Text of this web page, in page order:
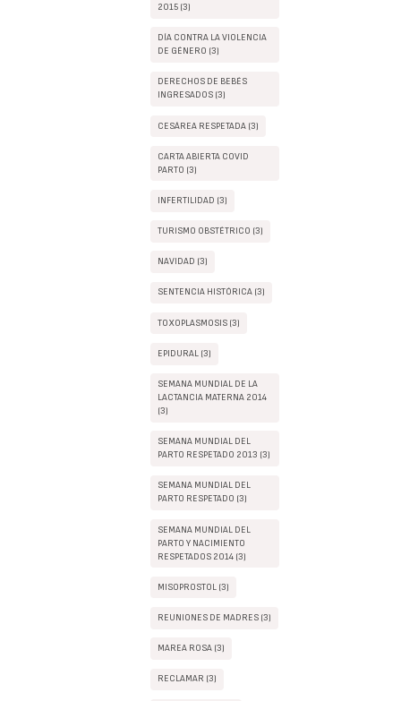
2015 (3)
DÍA CONTRA LA VIOLENCIA
DE GÉNERO (3)
DERECHOS DE BEBÉS
INGRESADOS (3)
CESÁREA RESPETADA (3)
CARTA ABIERTA COVID
PARTO (3)
INFERTILIDAD (3)
TURISMO OBSTÉTRICO (3)
NAVIDAD (3)
SENTENCIA HISTÓRICA (3)
TOXOPLASMOSIS (3)
EPIDURAL (3)
SEMANA MUNDIAL DE LA
LACTANCIA MATERNA 2014
(3)
SEMANA MUNDIAL DEL
PARTO RESPETADO 2013 (3)
SEMANA MUNDIAL DEL
PARTO RESPETADO (3)
SEMANA MUNDIAL DEL
PARTO Y NACIMIENTO
RESPETADOS 2014 (3)
MISOPROSTOL (3)
REUNIONES DE MADRES (3)
MAREA ROSA (3)
RECLAMAR (3)